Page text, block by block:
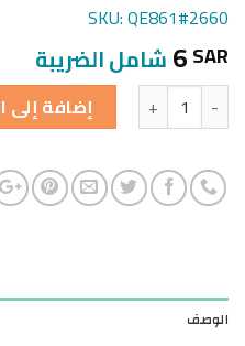
SKU: QE861#2660
6SAR شامل الضريبة
الكمية إضافة إلى
الوصف